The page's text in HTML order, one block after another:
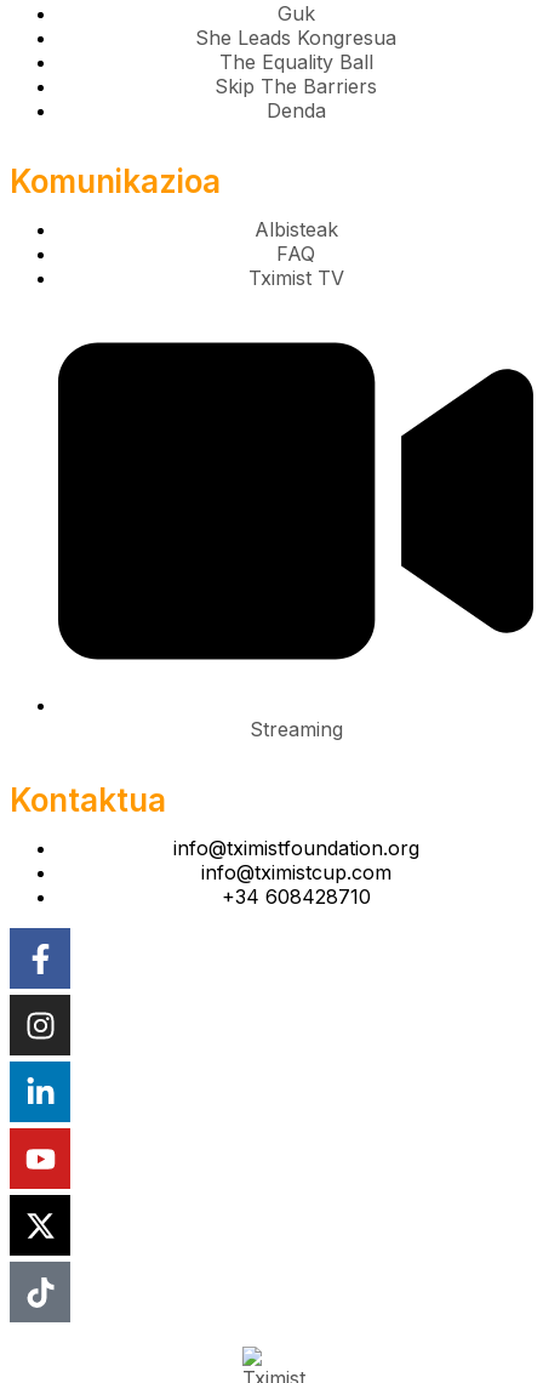
Guk
She Leads Kongresua
The Equality Ball
Skip The Barriers
Denda
Komunikazioa
Albisteak
FAQ
Tximist TV
Streaming
Kontaktua
info@tximistfoundation.org
info@tximistcup.com
+34 608428710